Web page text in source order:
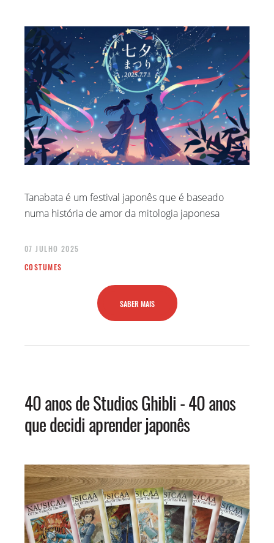
Tanabata é um festival japonês que é baseado
numa história de amor da mitologia japonesa
07 JULHO 2025
COSTUMES
SABER MAIS
40 anos de Studios Ghibli - 40 anos
que decidi aprender japonês